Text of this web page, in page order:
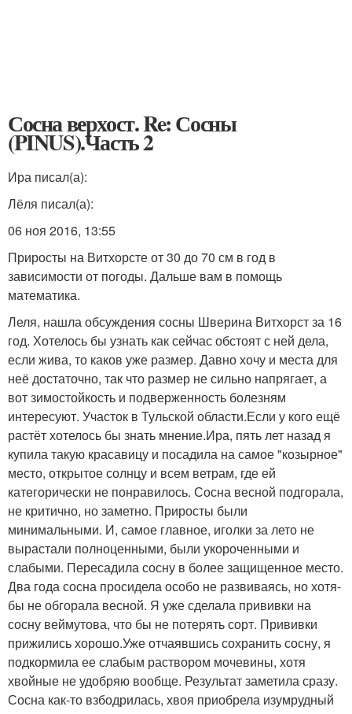
Сосна верхост. Re: Сосны
(PINUS).Часть 2
Ира писал(а):
Лёля писал(а):
06 ноя 2016, 13:55
Приросты на Витхорсте от 30 до 70 см в год в
зависимости от погоды. Дальше вам в помощь
математика.
Леля, нашла обсуждения сосны Шверина Витхорст за 16
год. Хотелось бы узнать как сейчас обстоят с ней дела,
если жива, то каков уже размер. Давно хочу и места для
неё достаточно, так что размер не сильно напрягает, а
вот зимостойкость и подверженность болезням
интересуют. Участок в Тульской области.Если у кого ещё
растёт хотелось бы знать мнение.Ира, пять лет назад я
купила такую красавицу и посадила на самое "козырное"
место, открытое солнцу и всем ветрам, где ей
категорически не понравилось. Сосна весной подгорала,
не критично, но заметно. Приросты были
минимальными. И, самое главное, иголки за лето не
вырастали полноценными, были укороченными и
слабыми. Пересадила сосну в более защищенное место.
Два года сосна просидела особо не развиваясь, но хотя-
бы не обгорала весной. Я уже сделала прививки на
сосну веймутова, что бы не потерять сорт. Прививки
прижились хорошо.Уже отчаявшись сохранить сосну, я
подкормила ее слабым раствором мочевины, хотя
хвойные не удобряю вообще. Результат заметила сразу.
Сосна как-то взбодрилась, хвоя приобрела изумрудный